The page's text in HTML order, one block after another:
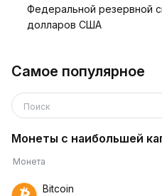
Федеральной резервной
долларов США
Самое популярное
Поиск
Монеты с наибольшей
Монета
Bitcoin